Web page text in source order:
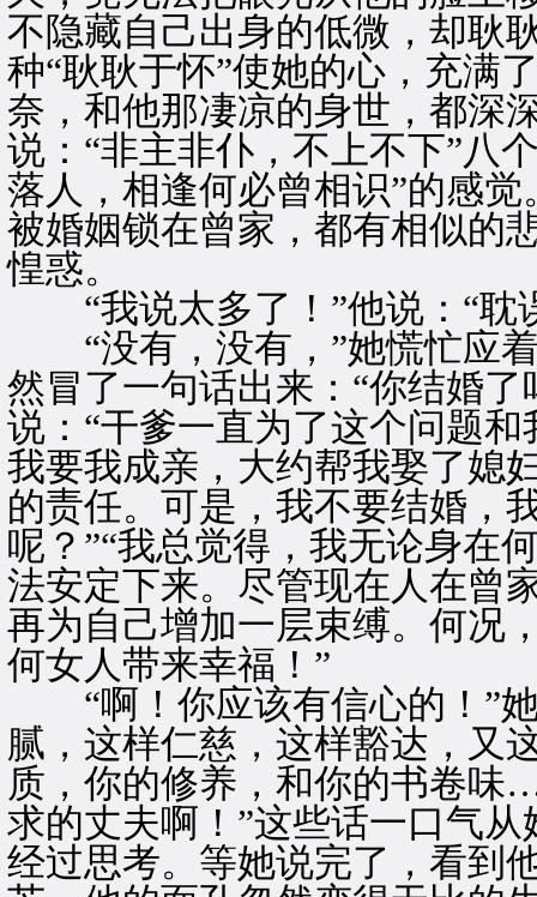
不隐藏自己出身的低微，却耿
种“耿耿于怀”使她的心，充满
奈，和他那凄凉的身世，都深
说：“非主非仆，不上不下”八
落人，相逢何必曾相识”的感
被婚姻锁在曾家，都有相似的
惶惑。
“我说太多了！”他说：“耽
“没有，没有，”她慌忙应着
然冒了一句话出来：“你结婚了
说：“干爹一直为了这个问题
我要我成亲，大约帮我娶了媳
的责任。可是，我不要结婚，
呢？”“我总觉得，我无论身在
法安定下来。尽管现在人在曾
再为自己增加一层束缚。何况
何女人带来幸福！”
“啊！你应该有信心的！”她
腻，这样仁慈，这样豁达，
质，你的修养，和你的书卷
求的丈夫啊！”这些话一口气
经过思考。等她说完了，看到